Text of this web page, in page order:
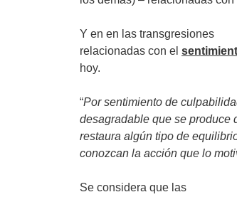
Y en en las transgresiones
relacionadas con el
hoy.
“Por sentimiento de
desagradable que se produce
restaura algún tipo de
conozcan la acción que lo
Se considera que las